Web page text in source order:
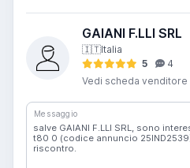
GAIANI F.LLI SRL
🇮🇹Italia
5
4
Vedi scheda venditore
Messaggio